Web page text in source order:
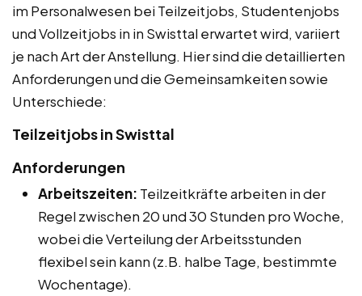
im Personalwesen bei Teilzeitjobs, Studentenjobs
und Vollzeitjobs in in Swisttal erwartet wird, variiert
je nach Art der Anstellung. Hier sind die detaillierten
Anforderungen und die Gemeinsamkeiten sowie
Unterschiede:
Teilzeitjobs in Swisttal
Anforderungen
Arbeitszeiten: Teilzeitkräfte arbeiten in der
Regel zwischen 20 und 30 Stunden pro Woche,
wobei die Verteilung der Arbeitsstunden
flexibel sein kann (z.B. halbe Tage, bestimmte
Wochentage).